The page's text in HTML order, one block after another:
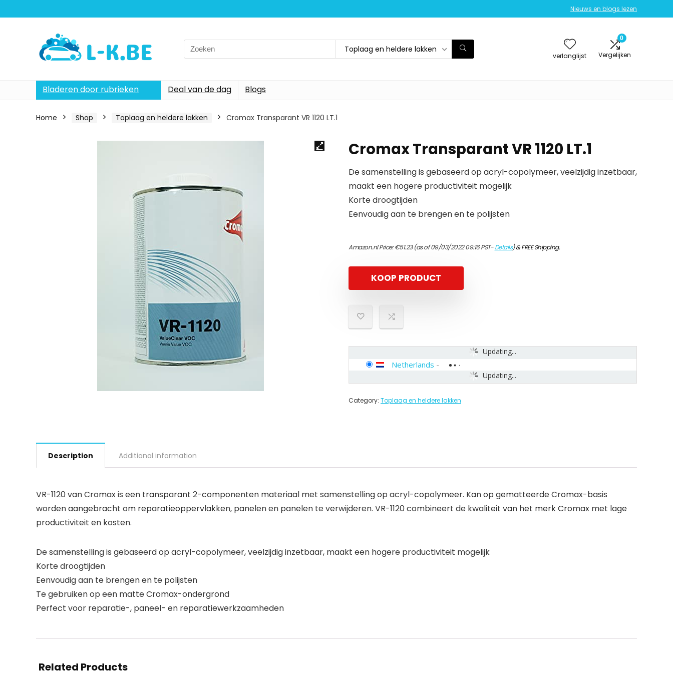
Nieuws en blogs lezen
Search
for:
Toplaag en heldere lakken
verlanglijst
0
Vergelijken
Bladeren door rubrieken Deal van de dag Blogs
Home Shop Toplaag en heldere lakken Cromax Transparant VR 1120 LT.1
Cromax Transparant VR 1120 LT.1
De samenstelling is gebaseerd op acryl-copolymeer, veelzijdig inzetbaar,
maakt een hogere productiviteit mogelijk
Korte droogtijden
Eenvoudig aan te brengen en te polijsten
Amazon.nl Price:€51.23(as of 09/03/2022 09:16 PST-Details)&FREE Shipping.
KOOP PRODUCT
Updating...
Updating...
Netherlands -
Category: Toplaag en heldere lakken
Description Additional information
VR-1120 van Cromax is een transparant 2-componenten materiaal met samenstelling op acryl-copolymeer. Kan op gematteerde Cromax-basis
worden aangebracht om reparatieoppervlakken, panelen en panelen te verwijderen. VR-1120 combineert de kwaliteit van het merk Cromax met lage
productiviteit en kosten.
De samenstelling is gebaseerd op acryl-copolymeer, veelzijdig inzetbaar, maakt een hogere productiviteit mogelijk
Korte droogtijden
Eenvoudig aan te brengen en te polijsten
Te gebruiken op een matte Cromax-ondergrond
Perfect voor reparatie-, paneel- en reparatiewerkzaamheden
Related Products